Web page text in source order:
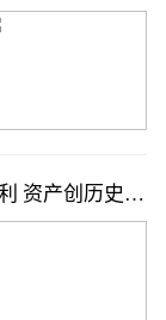
资产创历史新